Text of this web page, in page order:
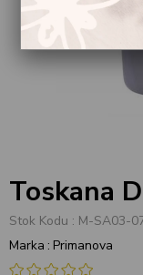
Toskana
Stok Kodu
M-SA03-
Marka : Primanova